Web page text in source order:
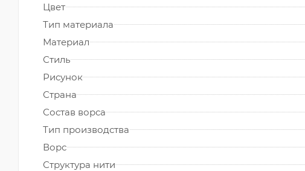
Цвет
Тип материала
Материал
Стиль
Рисунок
Страна
Состав ворса
Тип производства
Ворс
Структура нити